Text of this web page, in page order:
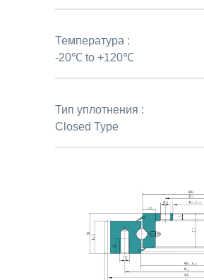
Температура :
-20℃ to +120℃
Тип уплотнения :
Closed Type